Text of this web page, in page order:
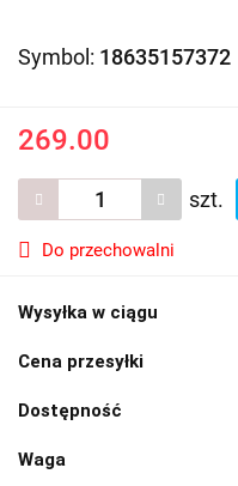
Symbol: 18635157372
269.00
szt.
Do przechowalni
Wysyłka w ciągu
Cena przesyłki
Dostępność
Waga